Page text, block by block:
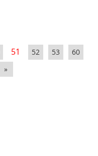
51 52 53
60
»